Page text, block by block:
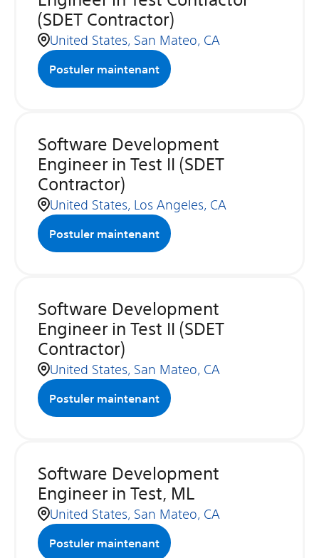
(SDET Contractor)
United States, San Mateo, CA
Postuler maintenant
Software Development
Engineer in Test II (SDET
Contractor)
United States, Los Angeles, CA
Postuler maintenant
Software Development
Engineer in Test II (SDET
Contractor)
United States, San Mateo, CA
Postuler maintenant
Software Development
Engineer in Test, ML
United States, San Mateo, CA
Postuler maintenant